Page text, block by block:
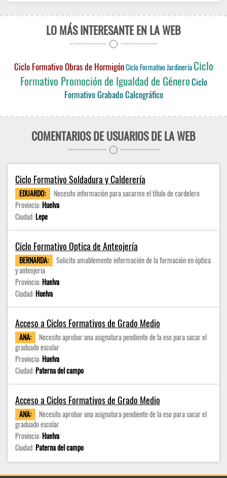
LO MÁS INTERESANTE EN LA WEB
Ciclo Formativo Obras de HormigónCiclo Formativo Jardinería Ciclo
Formativo Promoción de Igualdad de GéneroCiclo
Formativo Grabado Calcográfico
COMENTARIOS DE USUARIOS DE LA WEB
Ciclo Formativo Soldadura y Calderería
EDUARDO:
Necesito información para sacarme el título de cardelero
Provincia:Huelva
Ciudad:Lepe
Ciclo Formativo Optica de Anteojería
BERNARDA:
Solicito amablemente información de la formación en óptica
y anteojeria
Provincia:Huelva
Ciudad:Huelva
Acceso a Ciclos Formativos de Grado Medio
ANA:
Necesito aprobar una asignatura pendiente de la eso para sacar el
graduado escolar
Provincia:Huelva
Ciudad:Paterna del campo
Acceso a Ciclos Formativos de Grado Medio
ANA:
Necesito aprobar una asignatura pendiente de la eso para sacar el
graduado escolar
Provincia:Huelva
Ciudad:Paterna del campo